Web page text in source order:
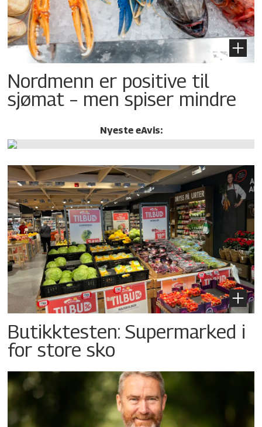
Nordmenn er positive til
sjømat – men spiser mindre
Nyeste eAvis:
Butikktesten: Supermarked i
for store sko